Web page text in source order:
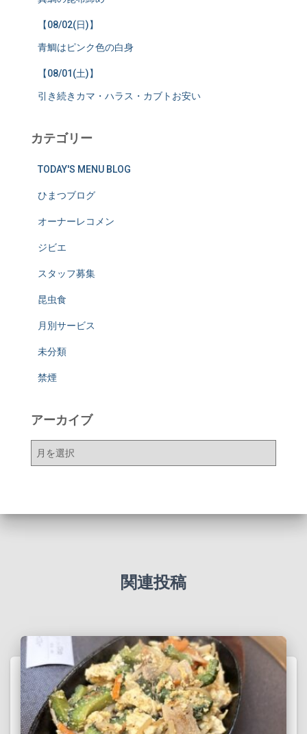
【08/02(日)】
青鯛はピンク色の白身
【08/01(土)】
引き続きカマ・ハラス・カブトお安い
カテゴリー
TODAY'S MENU BLOG
ひまつブログ
オーナーレコメン
ジビエ
スタッフ募集
昆虫食
月別サービス
未分類
禁煙
アーカイブ
ア
関連投稿